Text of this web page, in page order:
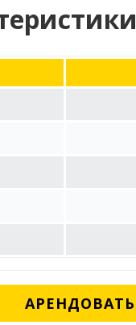
АРЕНДОВАТЬ